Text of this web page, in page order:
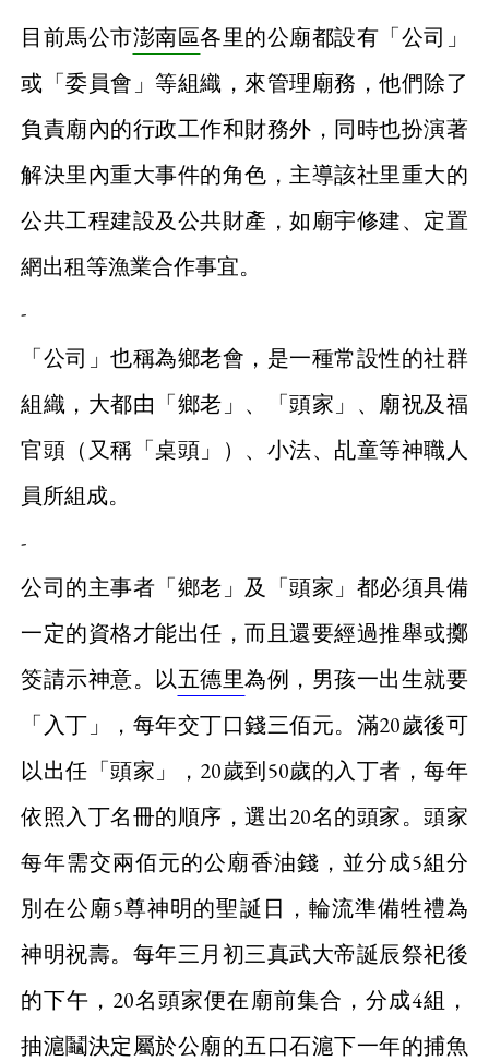
目前馬公市澎南區各里的公廟都設有「公司」
或「委員會」等組織，來管理廟務，他們除了
負責廟內的行政工作和財務外，同時也扮演著
解決里內重大事件的角色，主導該社里重大的
公共工程建設及公共財產，如廟宇修建、定置
網出租等漁業合作事宜。
-
「公司」也稱為鄉老會，是一種常設性的社群
組織，大都由「鄉老」、「頭家」、廟祝及福
官頭（又稱「桌頭」）、小法、乩童等神職人
員所組成。
-
公司的主事者「鄉老」及「頭家」都必須具備
一定的資格才能出任，而且還要經過推舉或擲
筊請示神意。以五德里為例，男孩一出生就要
「入丁」，每年交丁口錢三佰元。滿20歲後可
以出任「頭家」，20歲到50歲的入丁者，每年
依照入丁名冊的順序，選出20名的頭家。頭家
每年需交兩佰元的公廟香油錢，並分成5組分
別在公廟5尊神明的聖誕日，輪流準備牲禮為
神明祝壽。每年三月初三真武大帝誕辰祭祀後
的下午，20名頭家便在廟前集合，分成4組，
抽滬鬮決定屬於公廟的五口石滬下一年的捕魚